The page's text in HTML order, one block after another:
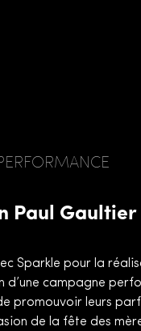
Paul Gaultier
Sparkle pour la
d’une campagne
promouvoir leurs
de la fête des